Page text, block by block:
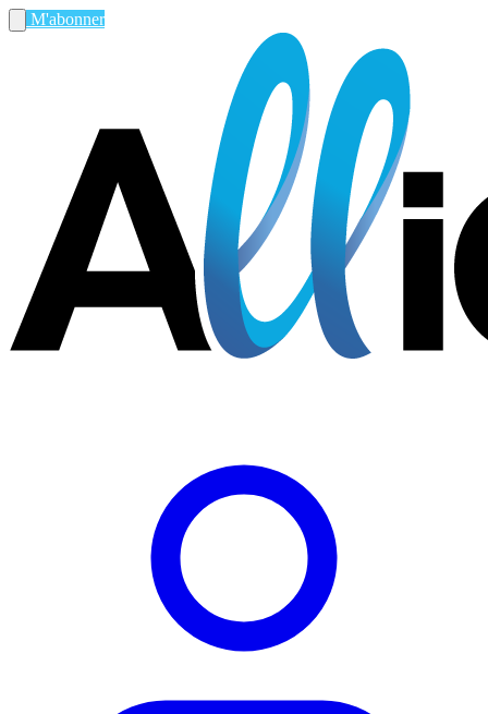
M'abonner